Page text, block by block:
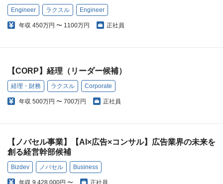
Engineer ラクスル Engineer
年収 450万円 〜 1100万円 正社員
【CORP】経理（リーダー候補）
経理・財務 ラクスル Corporate
年収 500万円 〜 700万円 正社員
【ノバセル事業】【AI×広告×コンサル】広告業界の未来を
創る経営幹部候補
Bizdev ノバセル Business
年収 9,428,000円 〜 正社員